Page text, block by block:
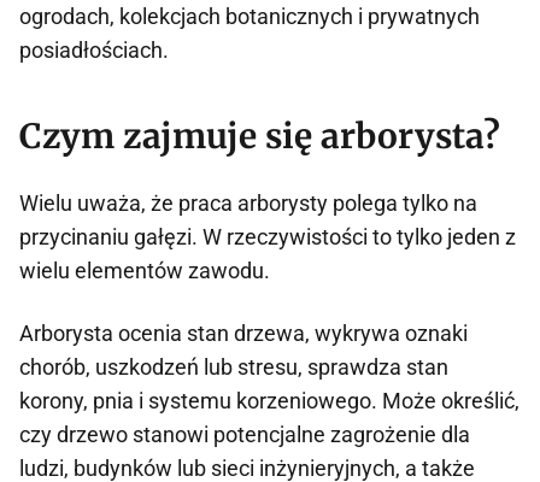
ogrodach, kolekcjach botanicznych i prywatnych
posiadłościach.
Czym zajmuje się arborysta?
Wielu uważa, że praca arborysty polega tylko na
przycinaniu gałęzi. W rzeczywistości to tylko jeden z
wielu elementów zawodu.
Arborysta ocenia stan drzewa, wykrywa oznaki
chorób, uszkodzeń lub stresu, sprawdza stan
korony, pnia i systemu korzeniowego. Może określić,
czy drzewo stanowi potencjalne zagrożenie dla
ludzi, budynków lub sieci inżynieryjnych, a także